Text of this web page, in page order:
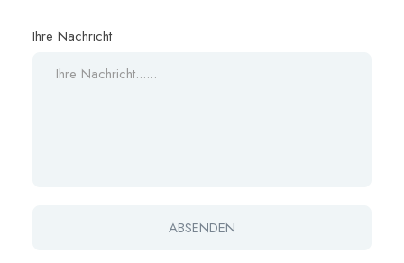
Ihre Nachricht